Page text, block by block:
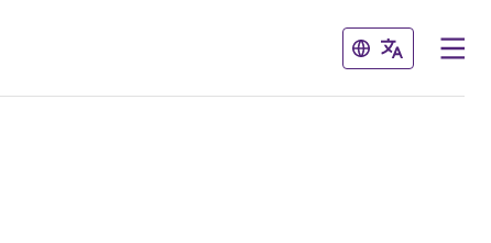
Sluiten
Sluiten